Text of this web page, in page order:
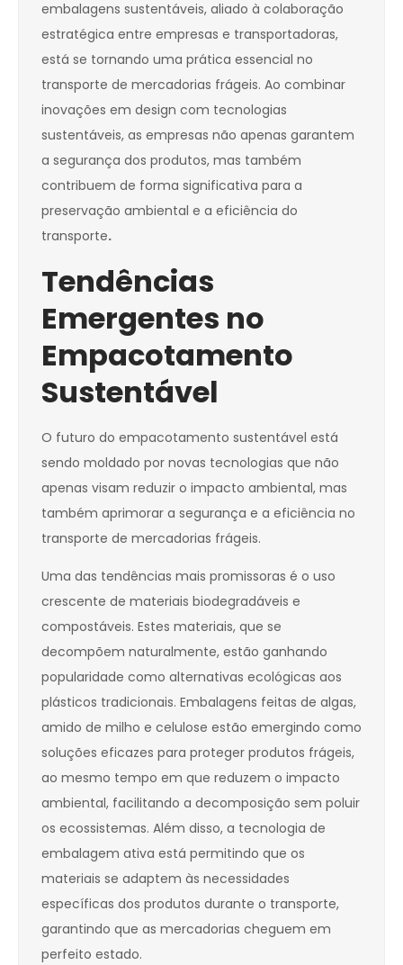
embalagens sustentáveis, aliado à colaboração
estratégica entre empresas e transportadoras,
está se tornando uma prática essencial no
transporte de mercadorias frágeis. Ao combinar
inovações em design com tecnologias
sustentáveis, as empresas não apenas garantem
a segurança dos produtos, mas também
contribuem de forma significativa para a
preservação ambiental e a eficiência do
transporte.
Tendências
Emergentes no
Empacotamento
Sustentável
O futuro do empacotamento sustentável está
sendo moldado por novas tecnologias que não
apenas visam reduzir o impacto ambiental, mas
também aprimorar a segurança e a eficiência no
transporte de mercadorias frágeis.
Uma das tendências mais promissoras é o uso
crescente de materiais biodegradáveis e
compostáveis. Estes materiais, que se
decompõem naturalmente, estão ganhando
popularidade como alternativas ecológicas aos
plásticos tradicionais. Embalagens feitas de algas,
amido de milho e celulose estão emergindo como
soluções eficazes para proteger produtos frágeis,
ao mesmo tempo em que reduzem o impacto
ambiental, facilitando a decomposição sem poluir
os ecossistemas. Além disso, a tecnologia de
embalagem ativa está permitindo que os
materiais se adaptem às necessidades
específicas dos produtos durante o transporte,
garantindo que as mercadorias cheguem em
perfeito estado.